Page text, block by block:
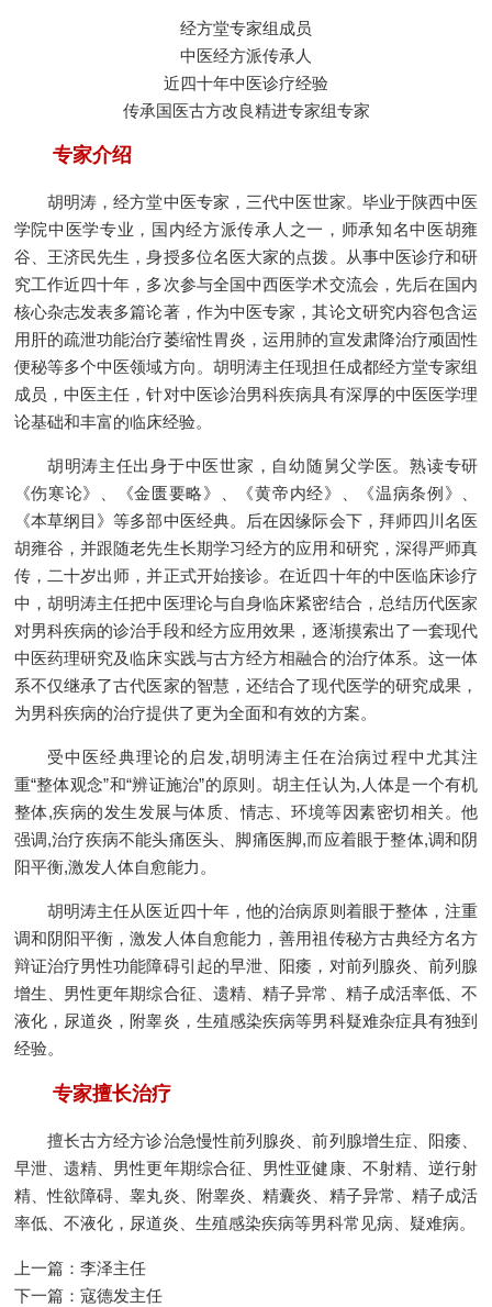
经方堂专家组成员
中医经方派传承人
近四十年中医诊疗经验
传承国医古方改良精进专家组专家
专家介绍
胡明涛，经方堂中医专家 ，三代中医世家。毕业于陕西中医
学院中医学专业，国内经方派传承人之一，师承知名中医胡雍
谷、王济民先生，身授多位名医大家的点拨。从事中医诊疗和研
究工作近四十年，多次参与全国中西医学术交流会，先后在国内
核心杂志发表多篇论著，作为中医专家，其论文研究内容包含运
用肝的疏泄功能治疗萎缩性胃炎，运用肺的宣发肃降治疗顽固性
便秘等多个中医领域方向。胡明涛主任现担任成都经方堂专家组
成员，中医主任，针对中医诊治男科疾病具有深厚的中医医学理
论基础和丰富的临床经验。
胡明涛主任出身于中医世家，自幼随舅父学医。熟读专研
《伤寒论》、《金匮要略》、《黄帝内经》、《温病条例》、
《本草纲目》等多部中医经典。后在因缘际会下，拜师四川名医
胡雍谷，并跟随老先生长期学习经方的应用和研究，深得严师真
传，二十岁出师，并正式开始接诊。在近四十年的中医临床诊疗
中，胡明涛主任把中医理论与自身临床紧密结合，总结历代医家
对男科疾病的诊治手段和经方应用效果，逐渐摸索出了一套现代
中医药理研究及临床实践与古方经方相融合的治疗体系。这一体
系不仅继承了古代医家的智慧，还结合了现代医学的研究成果，
为男科疾病的治疗提供了更为全面和有效的方案。
受中医经典理论的启发,胡明涛主任在治病过程中尤其注
重“整体观念”和“辨证施治”的原则。胡主任认为,人体是一个有机
整体,疾病的发生发展与体质、情志、环境等因素密切相关。他
强调,治疗疾病不能头痛医头、脚痛医脚,而应着眼于整体,调和阴
阳平衡,激发人体自愈能力。
胡明涛主任从医近四十年，他的治病原则着眼于整体，注重
调和阴阳平衡，激发人体自愈能力，善用祖传秘方古典经方名方
辩证治疗男性功能障碍引起的早泄、阳痿，对前列腺炎、前列腺
增生、男性更年期综合征、遗精、精子异常、精子成活率低、不
液化，尿道炎，附睾炎，生殖感染疾病等男科疑难杂症具有独到
经验。
专家擅长治疗
擅长古方经方诊治急慢性前列腺炎、前列腺增生症、阳痿、
早泄、遗精、男性更年期综合征、男性亚健康、不射精、逆行射
精、性欲障碍、睾丸炎、附睾炎、精囊炎、精子异常、精子成活
率低、不液化，尿道炎、生殖感染疾病等男科常见病、疑难病。
上一篇： 李泽主任
下一篇： 寇德发主任